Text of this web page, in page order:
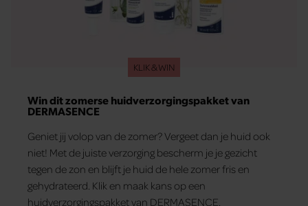
KLIK & WIN
Win dit zomerse huidverzorgingspakket van
DERMASENCE
Geniet jij volop van de zomer? Vergeet dan je huid ook
niet! Met de juiste verzorging bescherm je je gezicht
tegen de zon en blijft je huid de hele zomer fris en
gehydrateerd. Klik en maak kans op een
huidverzorgingspakket van DERMASENCE.